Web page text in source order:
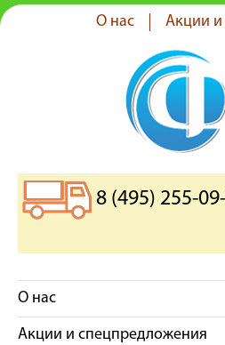
О нас Акции
8 (495) 255-
О нас
Акции и спецпредложения